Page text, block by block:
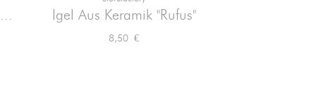
Igel Aus Keramik "Rufus"
Preis
8,50 €
Vorschau